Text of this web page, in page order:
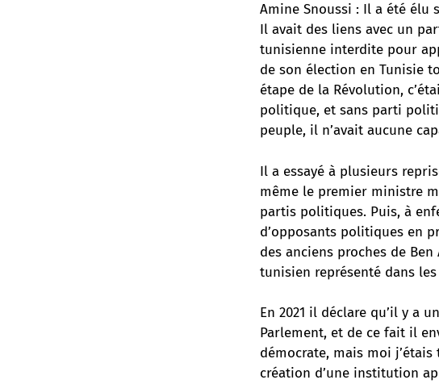
Amine Snoussi : Il a été
Il avait des liens avec un
tunisienne interdite pour
de son élection en Tunisie
étape de la Révolution,
politique, et sans parti
peuple, il n’avait aucune
Il a essayé à plusieurs
même le premier ministre
partis politiques. Puis, à
d’opposants politiques en
des anciens proches de
tunisien représenté dans
En 2021 il déclare qu’il y a
Parlement, et de ce fait il
démocrate, mais moi
création d’une institution